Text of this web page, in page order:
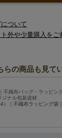
こちら
加えた合計額と
承ります。
ついて
外や少量購入をご
らの商品も見て
不織布バッグ・ラッピン
ジナル包装資材
）｜不織布ラッピング袋